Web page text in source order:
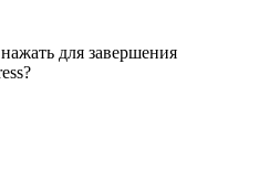
для завершения